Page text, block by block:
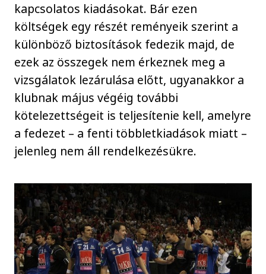
kapcsolatos kiadásokat. Bár ezen
költségek egy részét reményeik szerint a
különböző biztosítások fedezik majd, de
ezek az összegek nem érkeznek meg a
vizsgálatok lezárulása előtt, ugyanakkor a
klubnak május végéig további
kötelezettségeit is teljesítenie kell, amelyre
a fedezet – a fenti többletkiadások miatt –
jelenleg nem áll rendelkezésükre.